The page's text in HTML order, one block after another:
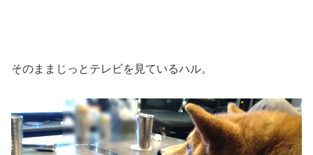
そのままじっとテレビを見ているハル。